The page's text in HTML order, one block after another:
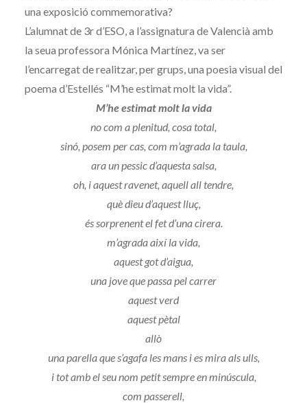
una exposició commemorativa?
L’alumnat de 3r d’ESO, a l’assignatura de Valencià amb
la seua professora Mónica Martínez, va ser
l’encarregat de realitzar, per grups, una poesia visual del
poema d’Estellés “M’he estimat molt la vida”.
M’he estimat molt la vida
no com a plenitud, cosa total,
sinó, posem per cas, com m’agrada la taula,
ara un pessic d’aquesta salsa,
oh, i aquest ravenet, aquell all tendre,
què dieu d’aquest lluç,
és sorprenent el fet d’una cirera.
m’agrada així la vida,
aquest got d’aigua,
una jove que passa pel carrer
aquest verd
aquest pètal
allò
una parella que s’agafa les mans i es mira als ulls,
i tot amb el seu nom petit sempre en minúscula,
com passerell,